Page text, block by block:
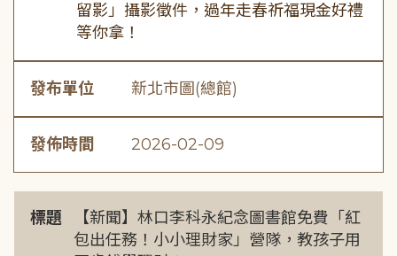
留影」攝影徵件，過年走春祈福現金好禮
等你拿！
發布單位 新北市圖(總館)
發佈時間 2026-02-09
標題
【新聞】林口李科永紀念圖書館免費「紅
包出任務！小小理財家」營隊，教孩子用